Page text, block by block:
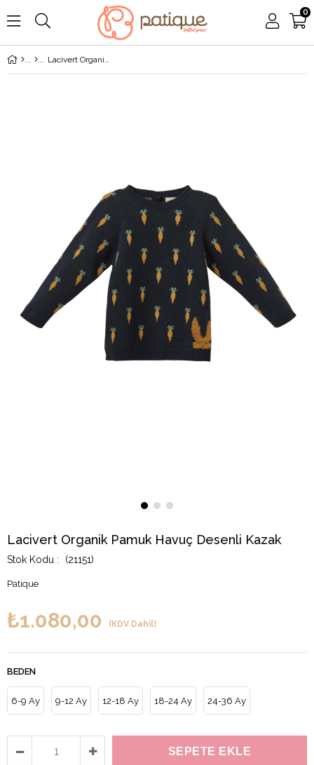
0
Lacivert Organik Pamuk Havuç Desenli Kazak
Lacivert Organik Pamuk Havuç Desenli Kazak
(21151)
Patique
₺1.080,00 (KDV Dahil)
BEDEN
6-9 Ay 9-12 Ay 12-18 Ay 18-24 Ay 24-36 Ay